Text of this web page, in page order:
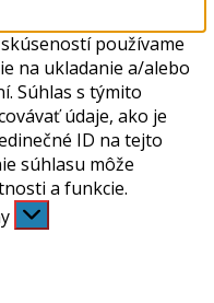
používame
na ukladanie a/alebo
Súhlas s týmito
údaje, ako je
ID na tejto
súhlasu môže
a funkcie.